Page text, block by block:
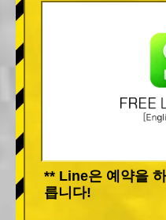
** Line은 예약을
릅니다!